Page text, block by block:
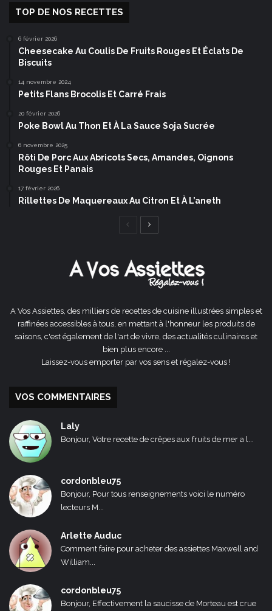
TOP DE NOS RECETTES
6 février 2026
Cheesecake Au Coulis De Fruits Rouges Et Éclats De
Biscuits
14 novembre 2024
Petits Flans Brocolis Et Carré Frais
20 février 2026
Poke Bowl Au Thon Et À La Sauce Soja Sucrée
6 novembre 2025
Rôti De Porc Aux Abricots Secs, Amandes, Oignons
Rouges Et Panais
17 février 2026
Rillettes De Maquereaux Au Citron Et À L’aneth
Page
A Vos Assiettes, des milliers de recettes de cuisine illustrées simples et
raffinées accessibles à tous, en mettant à l'honneur les produits de
saisons, c'est également de l'art de vivre, des actualités culinaires et
bien plus encore ...
Laissez-vous emporter par vos sens et régalez-vous !
VOS COMMENTAIRES
Laly
Bonjour, Votre recette de crêpes aux fruits de mer a l...
cordonbleu75
Bonjour, Pour tous renseignements voici le numéro
lecteurs M...
Arlette Auduc
Comment faire pour acheter des assiettes Maxwell and
William...
cordonbleu75
Bonjour, Effectivement la saucisse de Morteau est crue